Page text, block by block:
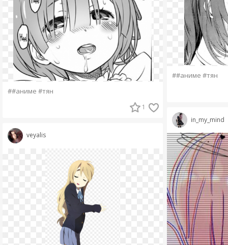
##аниме #тян
1
veyalis
##аниме #тян
in_my_mind